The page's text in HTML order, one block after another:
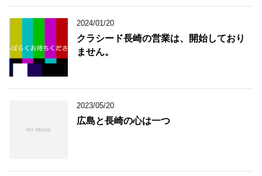
2024/01/20
クラシード長崎の営業は、開始しており
ません。
2023/05/20
広島と長崎の心は一つ